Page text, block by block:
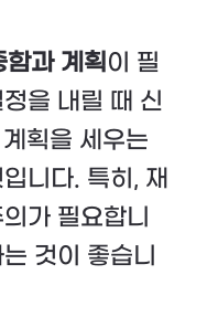
함과 계획 이 필
을 내릴 때 신
획을 세우는
니다. 특히, 재
가 필요합니
것이 좋습니